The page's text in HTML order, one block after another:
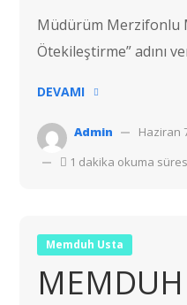
Müdürüm Merzifonlu
Ötekileştirme” adını
DEVAMI
Admin
Haziran
1 dakika okuma
Memduh Usta